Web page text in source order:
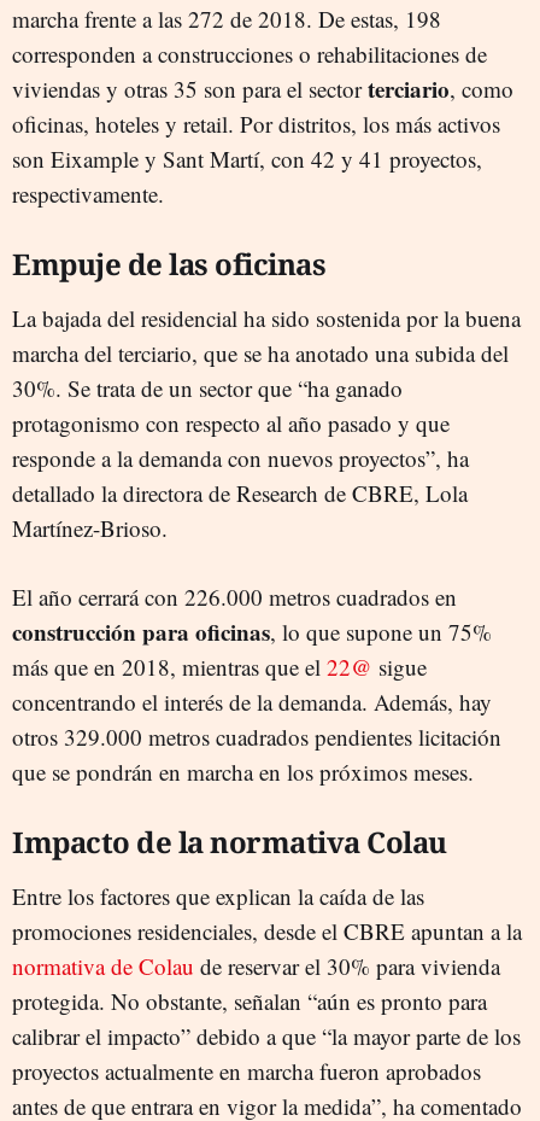
marcha frente a las 272 de 2018. De estas, 198
corresponden a construcciones o rehabilitaciones de
viviendas y otras 35 son para el sectorterciario, como
oficinas, hoteles y retail. Por distritos, los más activos
son Eixample y Sant Martí, con 42 y 41 proyectos,
respectivamente.
Empuje de las oficinas
La bajada del residencial ha sido sostenida por la buena
marcha del terciario, que se ha anotado una subida del
30%. Se trata de un sector que “ha ganado
protagonismo con respecto al año pasado y que
responde a la demanda con nuevos proyectos”, ha
detallado la directora de Research de CBRE, Lola
Martínez-Brioso.
El año cerrará con 226.000 metros cuadrados en
construcción para oficinas, lo que supone un 75%
más que en 2018, mientras que el 22@ sigue
concentrando el interés de la demanda. Además, hay
otros 329.000 metros cuadrados pendientes licitación
que se pondrán en marcha en los próximos meses.
Impacto de la normativa Colau
Entre los factores que explican la caída de las
promociones residenciales, desde el CBRE apuntan a la
normativa de Colau de reservar el 30% para vivienda
protegida. No obstante, señalan “aún es pronto para
calibrar el impacto” debido a que “la mayor parte de los
proyectos actualmente en marcha fueron aprobados
antes de que entrara en vigor la medida”, ha comentado